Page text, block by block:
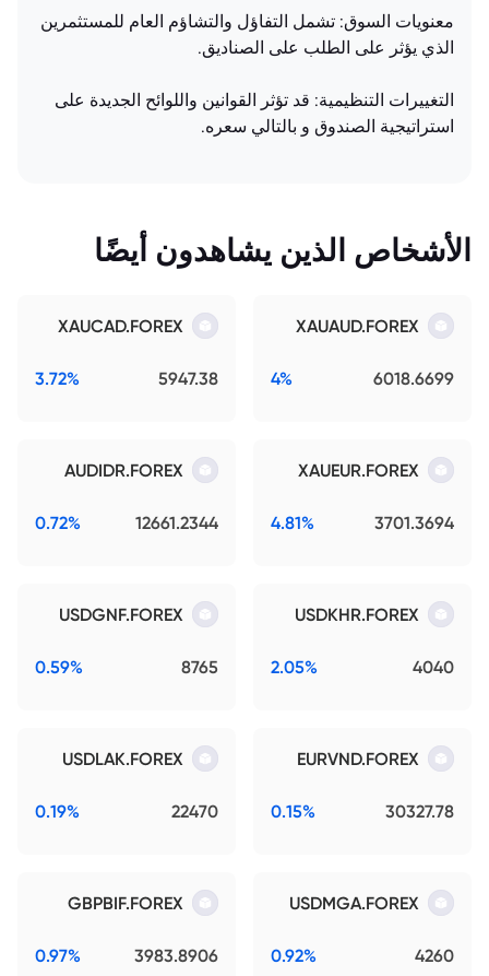
معنويات السوق: تشمل التفاؤل والتشاؤم العام للمستثمرين
الذي يؤثر على الطلب على الصناديق.
التغييرات التنظيمية: قد تؤثر القوانين واللوائح الجديدة على
استراتيجية الصندوق و بالتالي سعره.
الأشخاص الذين يشاهدون أيضًا
XAUAUD.FOREX
6018.6699
4%
XAUCAD.FOREX
5947.38
3.72%
XAUEUR.FOREX
3701.3694
4.81%
AUDIDR.FOREX
12661.2344
0.72%
USDKHR.FOREX
4040
2.05%
USDGNF.FOREX
8765
0.59%
EURVND.FOREX
30327.78
0.15%
USDLAK.FOREX
22470
0.19%
USDMGA.FOREX
4260
0.92%
GBPBIF.FOREX
3983.8906
0.97%